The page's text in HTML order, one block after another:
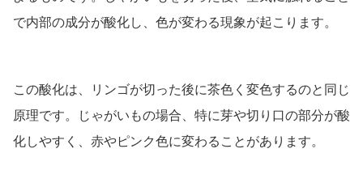
で内部の成分が酸化し、色が変わる現象が起こります。
この酸化は、リンゴが切った後に茶色く変色するのと同じ
原理です。じゃがいもの場合、特に芽や切り口の部分が酸
化しやすく、赤やピンク色に変わることがあります。